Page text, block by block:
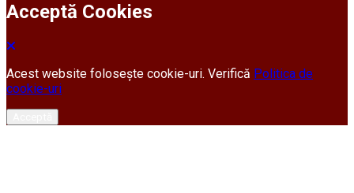
Acceptă Cookies
Acest website folosește cookie-uri. Verifică Politica de
cookie-uri